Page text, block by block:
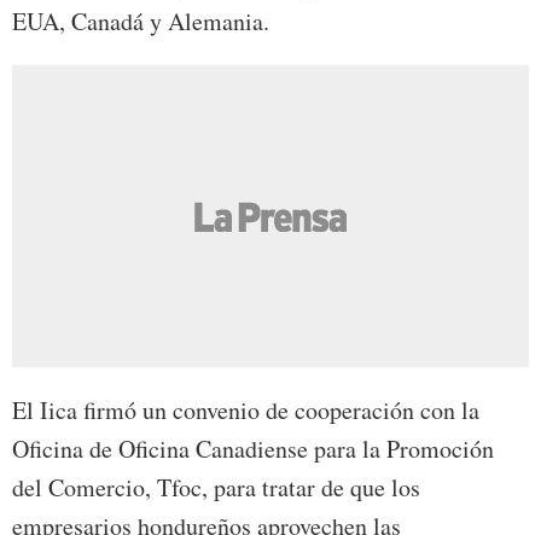
EUA, Canadá y Alemania.
El Iica firmó un convenio de cooperación con la
Oficina de Oficina Canadiense para la Promoción
del Comercio, Tfoc, para tratar de que los
empresarios hondureños aprovechen las